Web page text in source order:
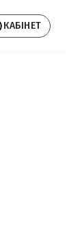
КАБІНЕТ